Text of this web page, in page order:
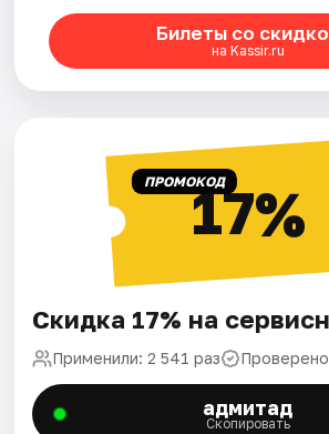
Билеты со
на Kassir.ru
ПРОМОКОД17%
Скидка 17% на
Применили: 2 541 раз
адмитад
Скопировать